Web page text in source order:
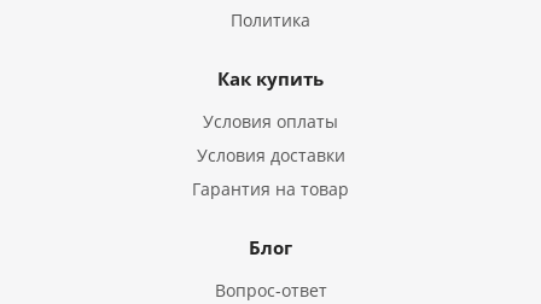
Политика
Как купить
Условия оплаты
Условия доставки
Гарантия на товар
Блог
Вопрос-ответ